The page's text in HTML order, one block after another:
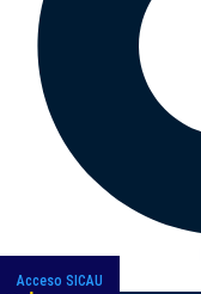
Acceso SICAU